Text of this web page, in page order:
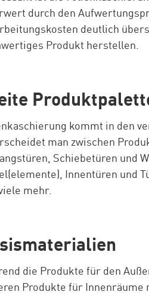
durch den
deutlich
Produkt herstellen.
kommt in den
man zwischen
Schiebetüren und
Innentüren und
mehr.
die Produkte für den
Produkte für Innenräume